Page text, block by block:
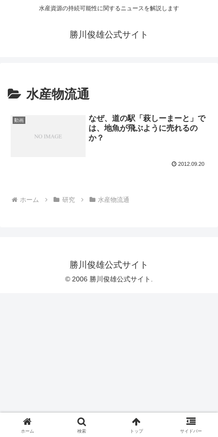
水産資源の持続可能性に関するニュースを解説します
勝川俊雄公式サイト
水産物流通
動画
なぜ、道の駅「萩しーまーと」で
は、地魚が飛ぶように売れるの
か？
2012.09.20
ホーム 研究 水産物流通
勝川俊雄公式サイト
© 2006 勝川俊雄公式サイト.
ホーム 検索 トップ サイドバー